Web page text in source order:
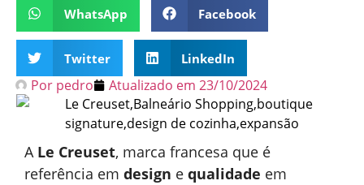
WhatsApp Facebook
Twitter LinkedIn
Por pedro Atualizado em 23/10/2024
A Le Creuset, marca francesa que é
referência em design e qualidade em